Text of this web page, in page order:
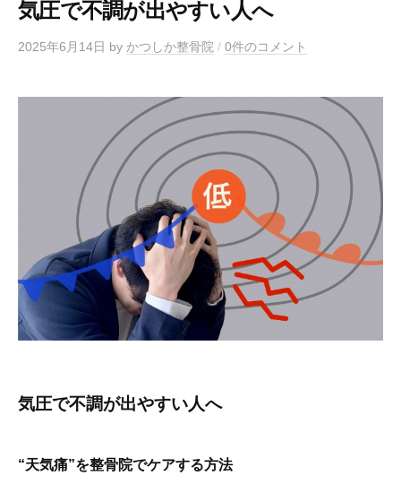
気圧で不調が出やすい人へ
2025年6月14日 by かつしか整骨院 / 0件のコメント
気圧で不調が出やすい人へ
“天気痛”を整骨院でケアする方法